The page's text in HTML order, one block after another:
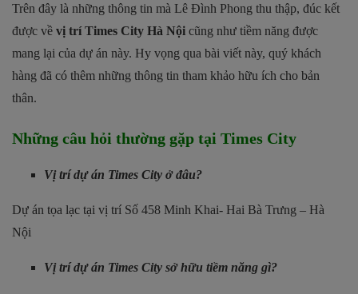
Trên đây là những thông tin mà Lê Đình Phong thu thập, đúc kết
được về vị trí Times City Hà Nội cũng như tiềm năng được
mang lại của dự án này. Hy vọng qua bài viết này, quý khách
hàng đã có thêm những thông tin tham khảo hữu ích cho bản
thân.
Những câu hỏi thường gặp tại Times City
Vị trí dự án Times City ở đâu?
Dự án tọa lạc tại vị trí Số 458 Minh Khai- Hai Bà Trưng – Hà
Nội
Vị trí dự án Times City sở hữu tiềm năng gì?